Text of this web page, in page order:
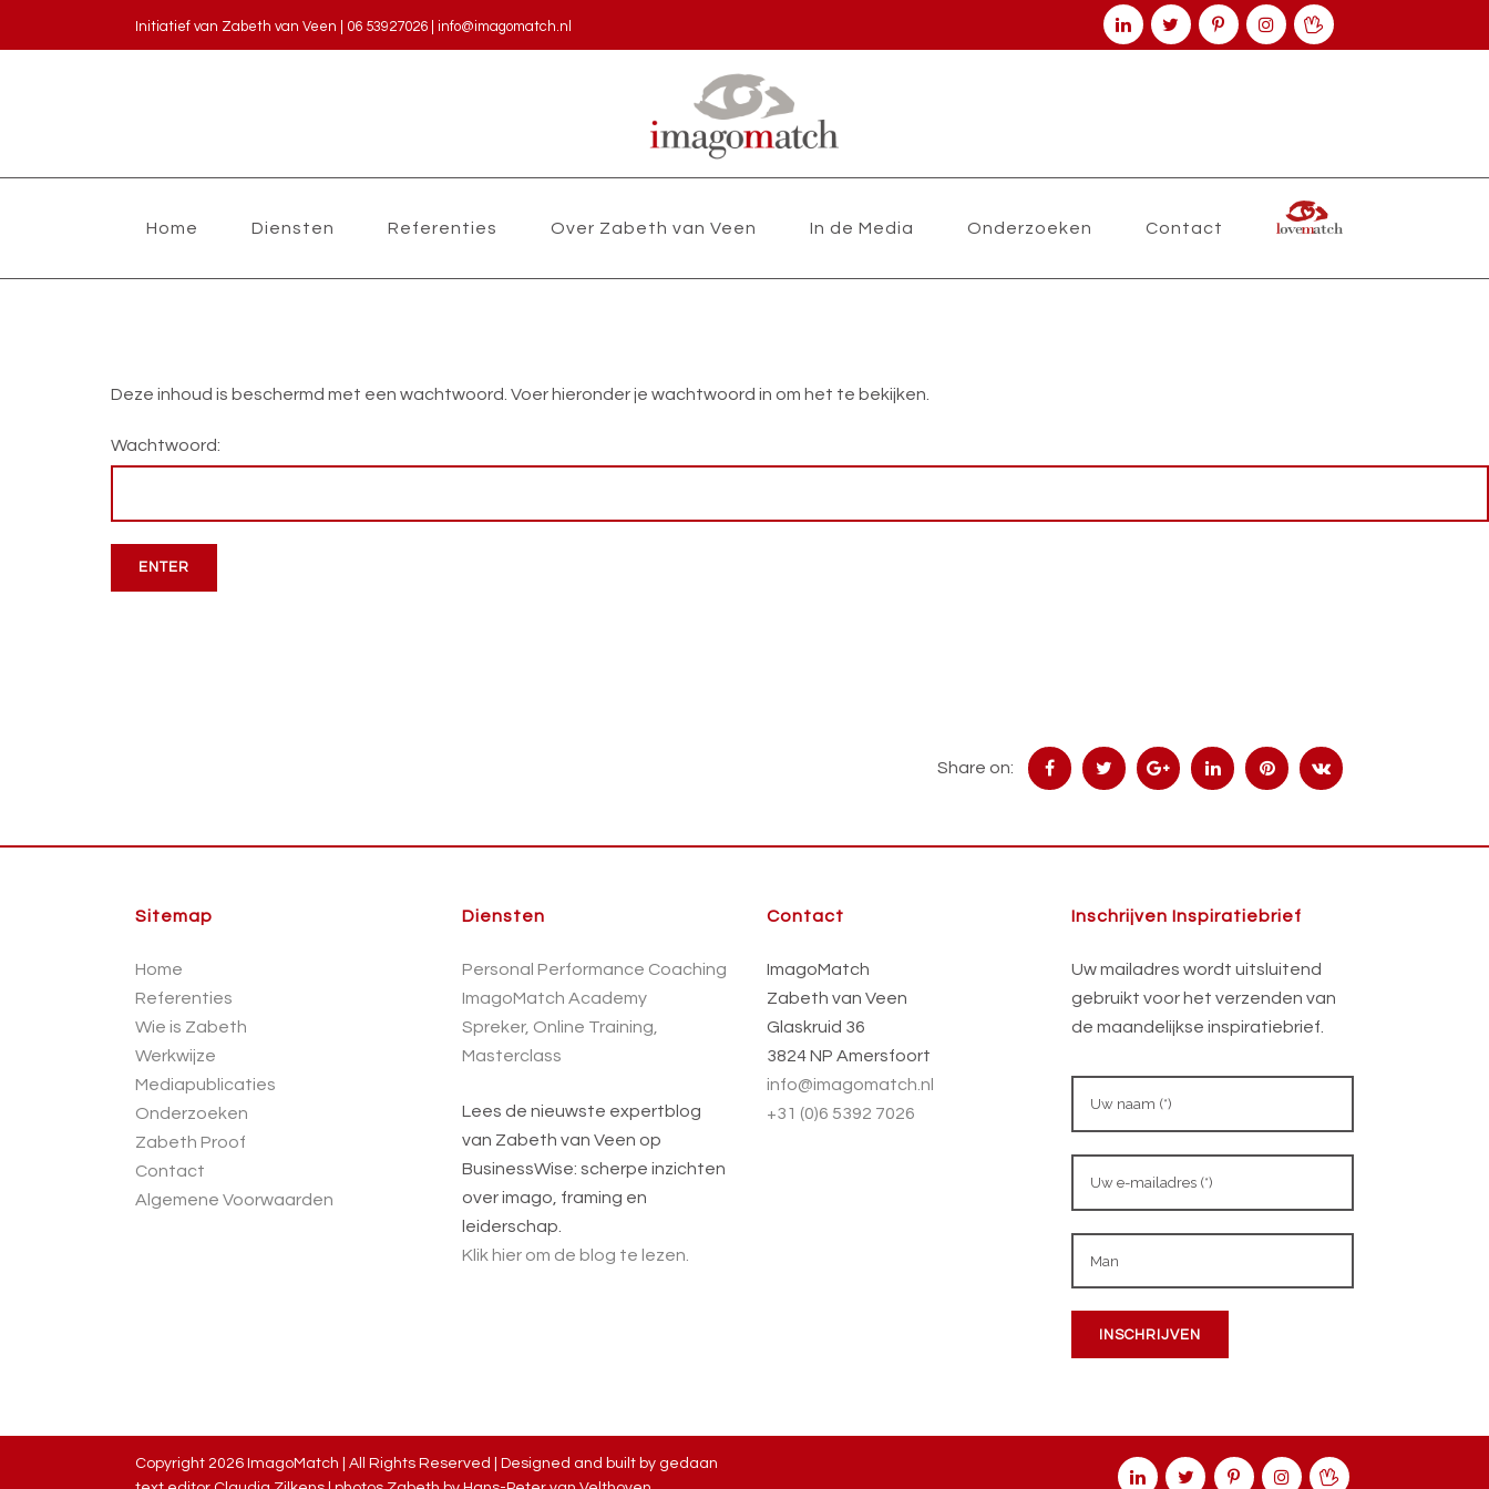
Initiatief van Zabeth van Veen | 06 53927026 info@imagomatch.nl
Home Diensten Referenties Over Zabeth van Veen In de Media Onderzoeken Contact
Deze inhoud is beschermd met een wachtwoord. Voer hieronder je wachtwoord in om het te bekijken.
Wachtwoord:
Share on:
Sitemap
Home
Referenties
Wie is Zabeth
Werkwijze
Mediapublicaties
Onderzoeken
Zabeth Proof
Contact
Algemene Voorwaarden
Diensten
Personal Performance Coaching
ImagoMatch Academy
Spreker, Online Training,
Masterclass
Lees de nieuwste expertblog
van Zabeth van Veen op
BusinessWise: scherpe inzichten
over imago, framing en
leiderschap.
Klik hier om de blog te lezen.
Contact
ImagoMatch
Zabeth van Veen
Glaskruid 36
3824 NP Amersfoort
info@imagomatch.nl
+31 (0)6 5392 7026
Inschrijven Inspiratiebrief
Uw mailadres wordt uitsluitend
gebruikt voor het verzenden van
de maandelijkse inspiratiebrief.
Copyright 2026 ImagoMatch | All Rights Reserved | Designed and built by gedaan